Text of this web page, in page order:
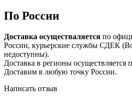
По России
Доставка осуществаляется по
России, курьерские службы СДЕК
недоступны).
Доставка в регионы осуществляется
Доставим в любую точку России.
Написать отзыв